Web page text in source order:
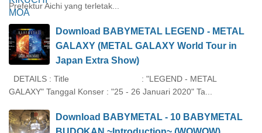
Prefektur Aichi yang terletak...
Download BABYMETAL LEGEND - METAL
GALAXY (METAL GALAXY World Tour in
Japan Extra Show)
DETAILS : Title : "LEGEND - METAL
GALAXY" Tanggal Konser : "25 - 26 Januari 2020" Ta...
Download BABYMETAL - 10 BABYMETAL